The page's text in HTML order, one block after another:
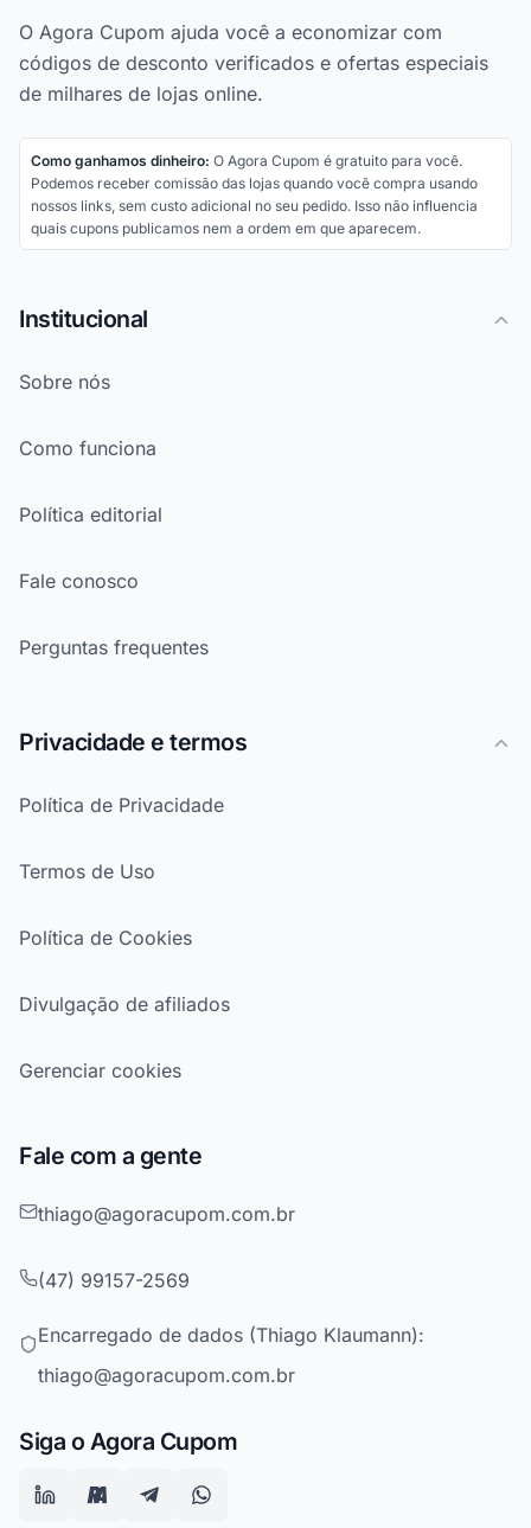
O Agora Cupom ajuda você a economizar com
códigos de desconto verificados e ofertas especiais
de milhares de lojas online.
Como ganhamos dinheiro: O Agora Cupom é gratuito para você.
Podemos receber comissão das lojas quando você compra usando
nossos links, sem custo adicional no seu pedido. Isso não influencia
quais cupons publicamos nem a ordem em que aparecem.
Institucional
Sobre nós
Como funciona
Política editorial
Fale conosco
Perguntas frequentes
Privacidade e termos
Política de Privacidade
Termos de Uso
Política de Cookies
Divulgação de afiliados
Gerenciar cookies
Fale com a gente
thiago@agoracupom.com.br
(47) 99157-2569
Encarregado de dados (Thiago Klaumann):
thiago@agoracupom.com.br
Siga o Agora Cupom